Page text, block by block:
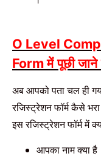
O Level
Formमें पूछीजाने
अब आपको पता चल ही
रजिस्ट्रेशन फॉर्म कैसे
इस रजिस्ट्रेशन फॉर्म में
आपका नाम क्या है